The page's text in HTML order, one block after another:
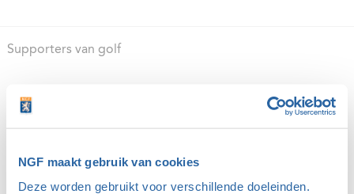
NGF maakt gebruik van cookies
Deze worden gebruikt voor verschillende doeleinden.
Supporters van golf